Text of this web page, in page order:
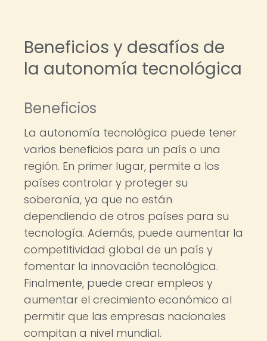
Beneficios y desafíos de
la autonomía tecnológica
Beneficios
La autonomía tecnológica puede tener
varios beneficios para un país o una
región. En primer lugar, permite a los
países controlar y proteger su
soberanía, ya que no están
dependiendo de otros países para su
tecnología. Además, puede aumentar la
competitividad global de un país y
fomentar la innovación tecnológica.
Finalmente, puede crear empleos y
aumentar el crecimiento económico al
permitir que las empresas nacionales
compitan a nivel mundial.